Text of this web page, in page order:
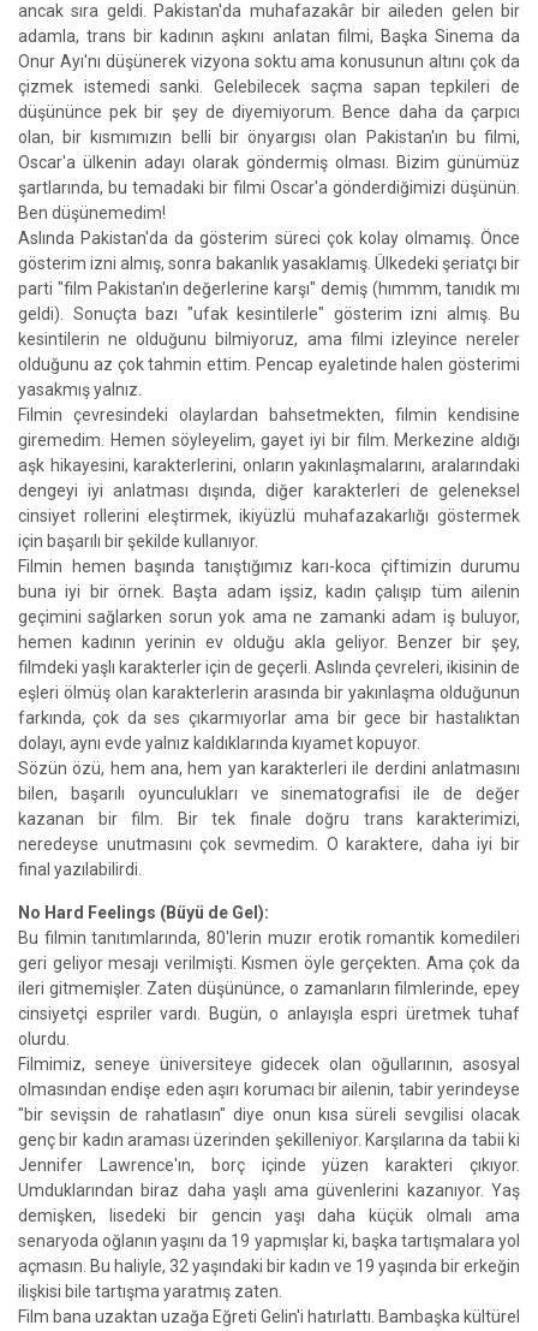
ancak sıra geldi. Pakistan'da muhafazakâr bir aileden gelen bir
adamla, trans bir kadının aşkını anlatan filmi, Başka Sinema da
Onur Ayı'nı düşünerek vizyona soktu ama konusunun altını çok da
çizmek istemedi sanki. Gelebilecek saçma sapan tepkileri de
düşününce pek bir şey de diyemiyorum. Bence daha da çarpıcı
olan, bir kısmımızın belli bir önyargısı olan Pakistan'ın bu filmi,
Oscar'a ülkenin adayı olarak göndermiş olması. Bizim günümüz
şartlarında, bu temadaki bir filmi Oscar'a gönderdiğimizi düşünün.
Ben düşünemedim!
Aslında Pakistan'da da gösterim süreci çok kolay olmamış. Önce
gösterim izni almış, sonra bakanlık yasaklamış. Ülkedeki şeriatçı bir
parti "film Pakistan'ın değerlerine karşı" demiş (hımmm, tanıdık mı
geldi). Sonuçta bazı "ufak kesintilerle" gösterim izni almış. Bu
kesintilerin ne olduğunu bilmiyoruz, ama filmi izleyince nereler
olduğunu az çok tahmin ettim. Pencap eyaletinde halen gösterimi
yasakmış yalnız.
Filmin çevresindeki olaylardan bahsetmekten, filmin kendisine
giremedim. Hemen söyleyelim, gayet iyi bir film. Merkezine aldığı
aşk hikayesini, karakterlerini, onların yakınlaşmalarını, aralarındaki
dengeyi iyi anlatması dışında, diğer karakterleri de geleneksel
cinsiyet rollerini eleştirmek, ikiyüzlü muhafazakarlığı göstermek
için başarılı bir şekilde kullanıyor.
Filmin hemen başında tanıştığımız karı-koca çiftimizin durumu
buna iyi bir örnek. Başta adam işsiz, kadın çalışıp tüm ailenin
geçimini sağlarken sorun yok ama ne zamanki adam iş buluyor,
hemen kadının yerinin ev olduğu akla geliyor. Benzer bir şey,
filmdeki yaşlı karakterler için de geçerli. Aslında çevreleri, ikisinin de
eşleri ölmüş olan karakterlerin arasında bir yakınlaşma olduğunun
farkında, çok da ses çıkarmıyorlar ama bir gece bir hastalıktan
dolayı, aynı evde yalnız kaldıklarında kıyamet kopuyor.
Sözün özü, hem ana, hem yan karakterleri ile derdini anlatmasını
bilen, başarılı oyunculukları ve sinematografisi ile de değer
kazanan bir film. Bir tek finale doğru trans karakterimizi,
neredeyse unutmasını çok sevmedim. O karaktere, daha iyi bir
final yazılabilirdi.
No Hard Feelings (Büyü de Gel):
Bu filmin tanıtımlarında, 80'lerin muzır erotik romantik komedileri
geri geliyor mesajı verilmişti. Kısmen öyle gerçekten. Ama çok da
ileri gitmemişler. Zaten düşününce, o zamanların filmlerinde, epey
cinsiyetçi espriler vardı. Bugün, o anlayışla espri üretmek tuhaf
olurdu.
Filmimiz, seneye üniversiteye gidecek olan oğullarının, asosyal
olmasından endişe eden aşırı korumacı bir ailenin, tabir yerindeyse
"bir sevişsin de rahatlasın" diye onun kısa süreli sevgilisi olacak
genç bir kadın araması üzerinden şekilleniyor. Karşılarına da tabii ki
Jennifer Lawrence'ın, borç içinde yüzen karakteri çıkıyor.
Umduklarından biraz daha yaşlı ama güvenlerini kazanıyor. Yaş
demişken, lisedeki bir gencin yaşı daha küçük olmalı ama
senaryoda oğlanın yaşını da 19 yapmışlar ki, başka tartışmalara yol
açmasın. Bu haliyle, 32 yaşındaki bir kadın ve 19 yaşında bir erkeğin
ilişkisi bile tartışma yaratmış zaten.
Film bana uzaktan uzağa Eğreti Gelin'i hatırlattı. Bambaşka kültürel